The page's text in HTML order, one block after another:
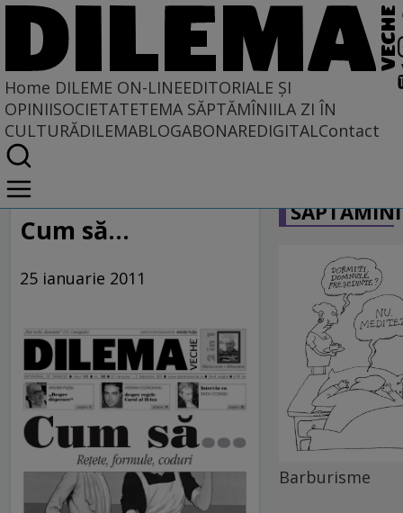
Home DILEME ON-LINEEDITORIALE ȘI
OPINIISOCIETATETEMA SĂPTĂMÎNIILA ZI ÎN
CULTURĂDILEMABLOGABONAREDIGITALContact
Home
Dileme on-line
Cum să...
25 ianuarie 2011
Barburisme